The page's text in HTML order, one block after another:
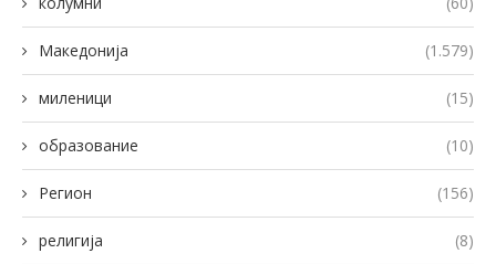
Македонија (1.579)
миленици (15)
образование (10)
Регион (156)
религија (8)